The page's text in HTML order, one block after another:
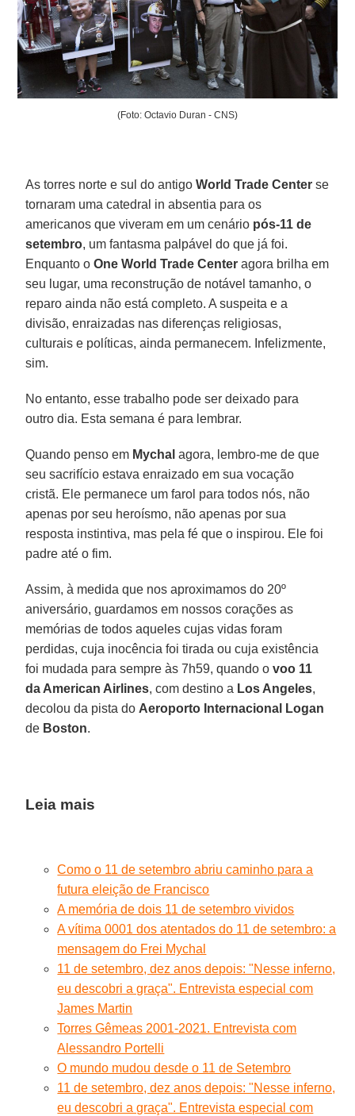
(Foto: Octavio Duran - CNS)
As torres norte e sul do antigoWorld Trade Center se
tornaram uma catedral in absentia para os
americanos que viveram em um cenário pós-11 de
setembro, um fantasma palpável do que já foi.
Enquanto oOne World Trade Center agora brilha em
seu lugar, uma reconstrução de notável tamanho, o
reparo ainda não está completo. A suspeita e a
divisão, enraizadas nas diferenças religiosas,
culturais e políticas, ainda permanecem. Infelizmente,
sim.
No entanto, esse trabalho pode ser deixado para
outro dia. Esta semana é para lembrar.
Quando penso em Mychal agora, lembro-me de que
seu sacrifício estava enraizado em sua vocação
cristã. Ele permanece um farol para todos nós, não
apenas por seu heroísmo, não apenas por sua
resposta instintiva, mas pela fé que o inspirou. Ele foi
padre até o fim.
Assim, à medida que nos aproximamos do 20º
aniversário, guardamos em nossos corações as
memórias de todos aqueles cujas vidas foram
perdidas, cuja inocência foi tirada ou cuja existência
foi mudada para sempre às 7h59, quando ovoo 11
da American Airlines, com destino a Los Angeles,
decolou da pista do Aeroporto Internacional Logan
de Boston.
Leia mais
Como o 11 de setembro abriu caminho para a
futura eleição de Francisco
A memória de dois 11 de setembro vividos
A vítima 0001 dos atentados do 11 de setembro: a
mensagem do Frei Mychal
11 de setembro, dez anos depois: "Nesse inferno,
eu descobri a graça". Entrevista especial com
James Martin
Torres Gêmeas 2001-2021. Entrevista com
Alessandro Portelli
O mundo mudou desde o 11 de Setembro
11 de setembro, dez anos depois: "Nesse inferno,
eu descobri a graça". Entrevista especial com